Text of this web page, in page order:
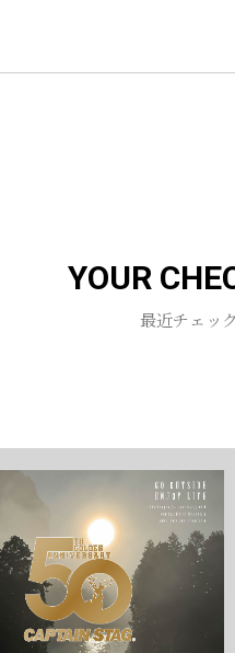
YOUR
最近チェッ